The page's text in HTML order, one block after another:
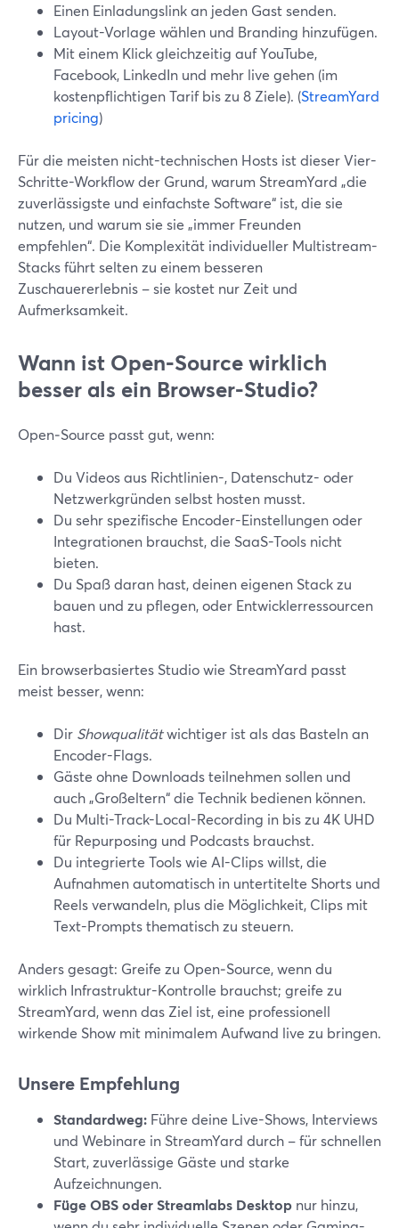
Einen Einladungslink an jeden Gast senden.
Layout-Vorlage wählen und Branding hinzufügen.
Mit einem Klick gleichzeitig auf YouTube,
Facebook, LinkedIn und mehr live gehen (im
kostenpflichtigen Tarif bis zu 8 Ziele). (StreamYard
pricing)
Für die meisten nicht-technischen Hosts ist dieser Vier-
Schritte-Workflow der Grund, warum StreamYard „die
zuverlässigste und einfachste Software“ ist, die sie
nutzen, und warum sie sie „immer Freunden
empfehlen“. Die Komplexität individueller Multistream-
Stacks führt selten zu einem besseren
Zuschauererlebnis – sie kostet nur Zeit und
Aufmerksamkeit.
Wann ist Open‑Source wirklich
besser als ein Browser-Studio?
Open‑Source passt gut, wenn:
Du Videos aus Richtlinien-, Datenschutz- oder
Netzwerkgründen selbst hosten musst.
Du sehr spezifische Encoder-Einstellungen oder
Integrationen brauchst, die SaaS-Tools nicht
bieten.
Du Spaß daran hast, deinen eigenen Stack zu
bauen und zu pflegen, oder Entwicklerressourcen
hast.
Ein browserbasiertes Studio wie StreamYard passt
meist besser, wenn:
Dir Showqualitätwichtiger ist als das Basteln an
Encoder-Flags.
Gäste ohne Downloads teilnehmen sollen und
auch „Großeltern“ die Technik bedienen können.
Du Multi-Track-Local-Recording in bis zu 4K UHD
für Repurposing und Podcasts brauchst.
Du integrierte Tools wie AI-Clips willst, die
Aufnahmen automatisch in untertitelte Shorts und
Reels verwandeln, plus die Möglichkeit, Clips mit
Text-Prompts thematisch zu steuern.
Anders gesagt: Greife zu Open‑Source, wenn du
wirklich Infrastruktur-Kontrolle brauchst; greife zu
StreamYard, wenn das Ziel ist, eine professionell
wirkende Show mit minimalem Aufwand live zu bringen.
Unsere Empfehlung
Standardweg: Führe deine Live-Shows, Interviews
und Webinare in StreamYard durch – für schnellen
Start, zuverlässige Gäste und starke
Aufzeichnungen.
Füge OBS oder Streamlabs Desktop nur hinzu,